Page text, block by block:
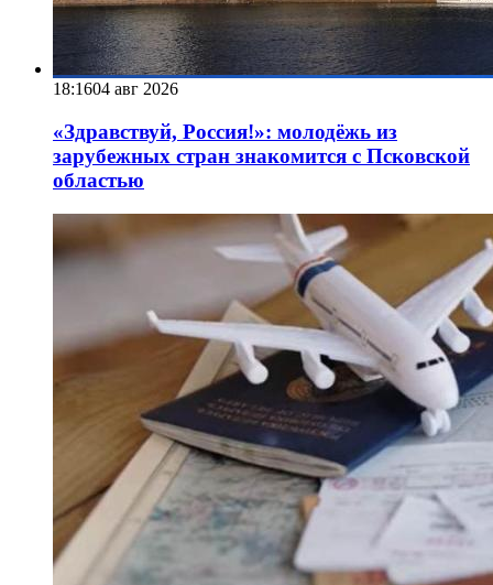
18:1604 авг 2026
«Здравствуй, Россия!»: молодёжь из
зарубежных стран знакомится с Псковской
областью